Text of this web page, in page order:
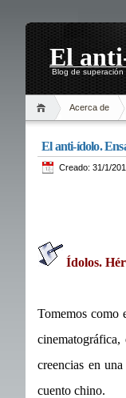
El
Blog de superación
Acerca de
El anti-ídolo.
Creado: 31/1/
Ídolos.
Tomemos como
creencias en
cuento chino.